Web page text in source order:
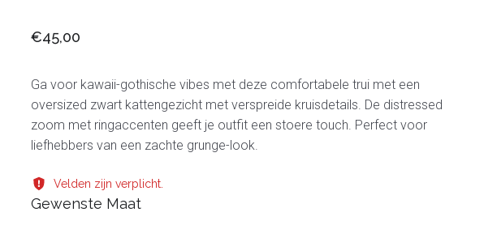
€45,00
Ga voor kawaii-gothische vibes met deze comfortabele trui met een
oversized zwart kattengezicht met verspreide kruisdetails. De distressed
zoom met ringaccenten geeft je outfit een stoere touch. Perfect voor
liefhebbers van een zachte grunge-look.
Velden zijn verplicht.
Gewenste Maat